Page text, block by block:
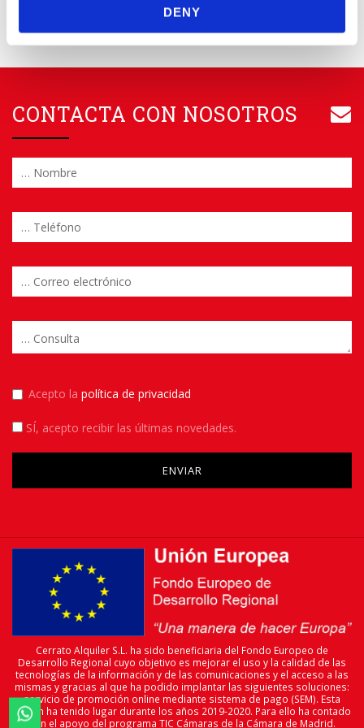
DENY

CONTACTA CON NOSOTROS
Acepto la política de privacidad
SÍ, acepto recibir las últimas novedades.
Please leave this field empty.
Cerrato Alquiler S.L. ha sido beneficiaria del Fondo Europeo de
Desarrollo Regional cuyo objetivo es mejorar el uso y la calidad de las
tecnologías de la información y de las comunicaciones y el acceso a las
mismas y gracias al que ha podido implantar las siguientes soluciones:
servicio de promoción online mediante sistema de pago (SEM). Esta
acción ha tenido lugar durante los años 2019-2020. Para ello ha contado
con el apoyo del programa TIC Cámaras de la Cámara de Madrid.